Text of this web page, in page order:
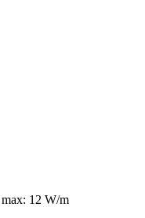
12 W/m